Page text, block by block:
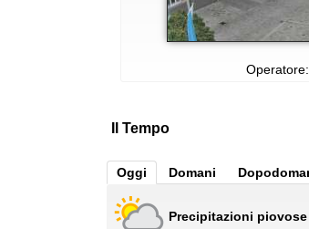
Operatore:
Il Tempo
Oggi Domani
Precipitazioni